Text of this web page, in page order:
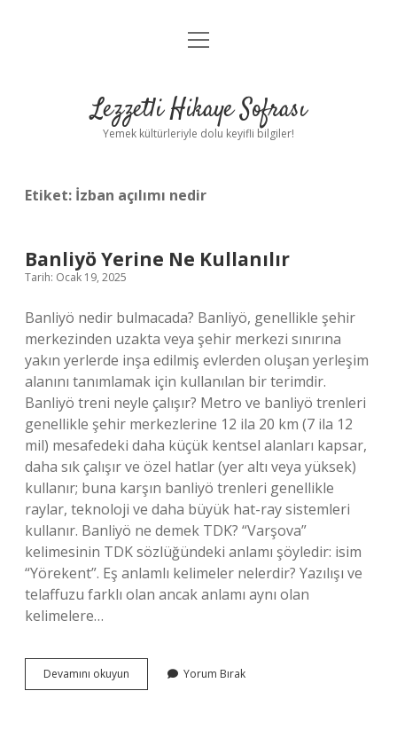
Anasayfa
Yasal Uyarı
menüyü
Lezzetli Hikaye Sofrası
Yemek kültürleriyle dolu keyifli bilgiler!
Etiket: İzban açılımı nedir
Banliyö Yerine Ne Kullanılır
Tarih: Ocak 19, 2025
Banliyö nedir bulmacada? Banliyö, genellikle şehir
merkezinden uzakta veya şehir merkezi sınırına
yakın yerlerde inşa edilmiş evlerden oluşan yerleşim
alanını tanımlamak için kullanılan bir terimdir.
Banliyö treni neyle çalışır? Metro ve banliyö trenleri
genellikle şehir merkezlerine 12 ila 20 km (7 ila 12
mil) mesafedeki daha küçük kentsel alanları kapsar,
daha sık çalışır ve özel hatlar (yer altı veya yüksek)
kullanır; buna karşın banliyö trenleri genellikle
raylar, teknoloji ve daha büyük hat-ray sistemleri
kullanır. Banliyö ne demek TDK? “Varşova”
kelimesinin TDK sözlüğündeki anlamı şöyledir: isim
“Yörekent”. Eş anlamlı kelimeler nelerdir? Yazılışı ve
telaffuzu farklı olan ancak anlamı aynı olan
kelimelere…
Devamını okuyun
Yerine
Yorum Bırak